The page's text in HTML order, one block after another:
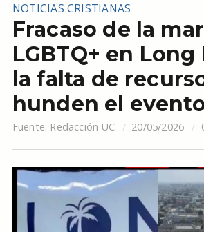
NOTICIAS CRISTIANAS
Fracaso de la
LGBTQ+ en Long
la falta de
hunden el
Fuente: Redacción UC 20/05/2026